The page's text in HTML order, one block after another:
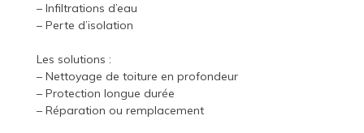
– Infiltrations d’eau
– Perte d’isolation
Les solutions :
– Nettoyage de toiture en profondeur
– Protection longue durée
– Réparation ou remplacement